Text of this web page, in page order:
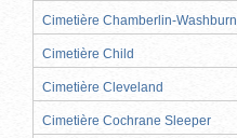
Cimetière Chamberlin-Washburn
Cimetière Child
Cimetière Cleveland
Cimetière Cochrane Sleeper